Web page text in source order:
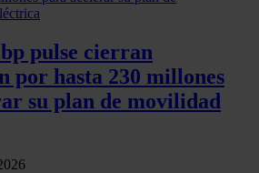
pulse cierran
por hasta 230 millones
su plan de movilidad